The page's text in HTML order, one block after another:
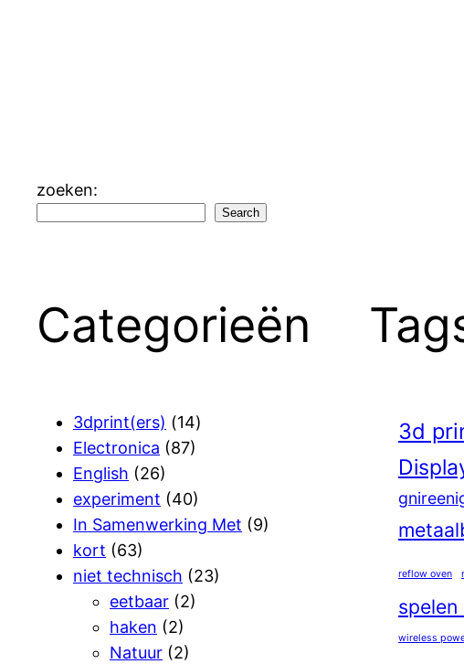
zoeken:
Search
Categorieën
3dprint(ers) (14)
Electronica (87)
English (26)
experiment (40)
In Samenwerking Met (9)
kort (63)
niet technisch (23)
eetbaar (2)
haken (2)
Natuur (2)
3d
reflow oven
spelen
wireless